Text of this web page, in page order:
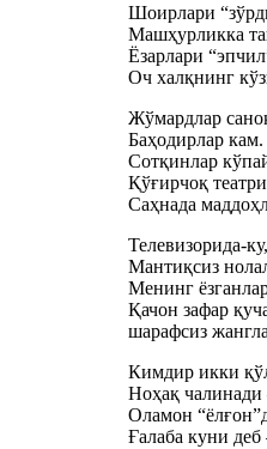
Шоирлари
Машҳурликка
Ёзарлари
Оч халқнинг
Жўмардлар
Баҳодирлар кам.
Сотқинлар
Қўғирчоқ
Саҳнада
Телевизорида-
Мантиқсиз
Менинг
Қачон зафар
шарафсиз
Кимдир икки
Ноҳақ чалинади
Оламон
Ғалаба куни деб